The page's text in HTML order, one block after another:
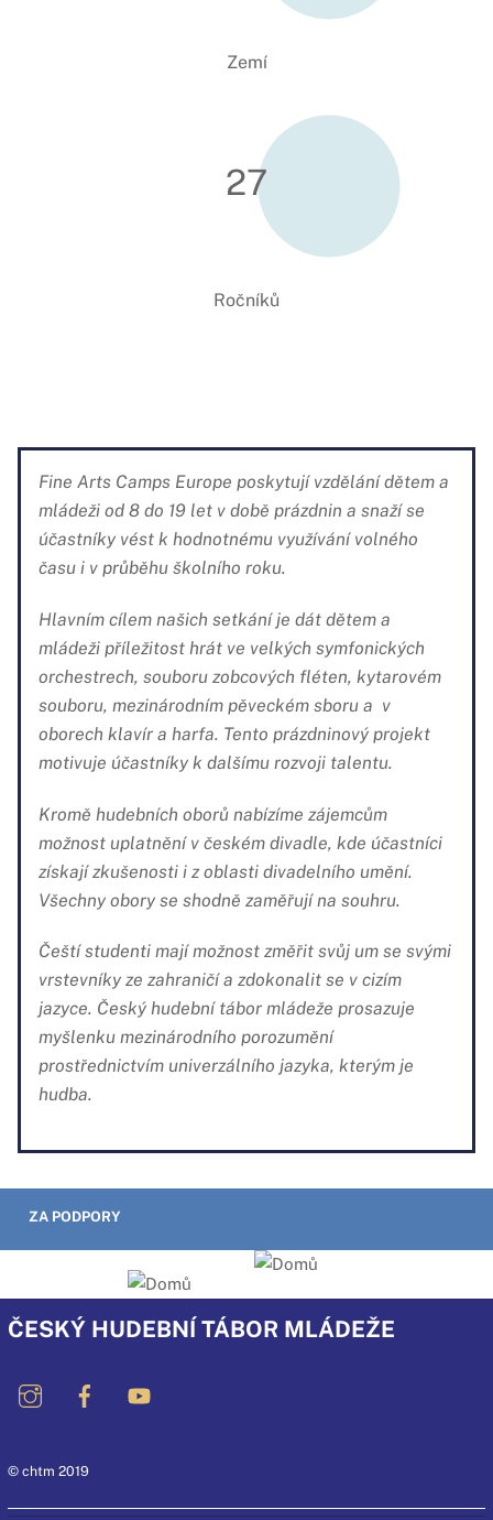
Zemí
27
Ročníků
Fine Arts Camps Europe poskytují vzdělání dětem a
mládeži od 8 do 19 let v době prázdnin a snaží se
účastníky vést k hodnotnému využívání volného
času i v průběhu školního roku.
Hlavním cílem našich setkání je dát dětem a
mládeži příležitost hrát ve velkých symfonických
orchestrech, souboru zobcových fléten, kytarovém
souboru, mezinárodním pěveckém sboru a v
oborech klavír a harfa. Tento prázdninový projekt
motivuje účastníky k dalšímu rozvoji talentu.
Kromě hudebních oborů nabízíme zájemcům
možnost uplatnění v českém divadle, kde účastníci
získají zkušenosti i z oblasti divadelního umění.
Všechny obory se shodně zaměřují na souhru.
Čeští studenti mají možnost změřit svůj um se svými
vrstevníky ze zahraničí a zdokonalit se v cizím
jazyce. Český hudební tábor mládeže prosazuje
myšlenku mezinárodního porozumění
prostřednictvím univerzálního jazyka, kterým je
hudba.
ZA PODPORY
ČESKÝ HUDEBNÍ TÁBOR MLÁDEŽE
© chtm 2019